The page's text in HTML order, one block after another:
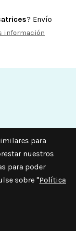
? Envío
información
para
nuestros
para poder
sobre "Política